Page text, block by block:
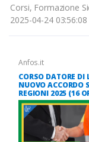
Corsi, Formazione
2025-04-24 03:56:08
Anfos.it
CORSO DATORE DI
NUOVO ACCORDO
REGIONI 2025 (16